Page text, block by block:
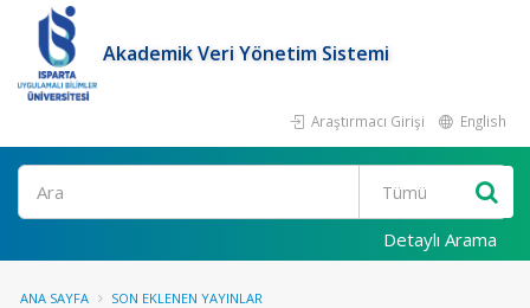
Akademik Veri Yönetim Sistemi
Araştırmacı Girişi English
Ara
Detaylı Arama
ANA SAYFA SON EKLENEN YAYINLAR